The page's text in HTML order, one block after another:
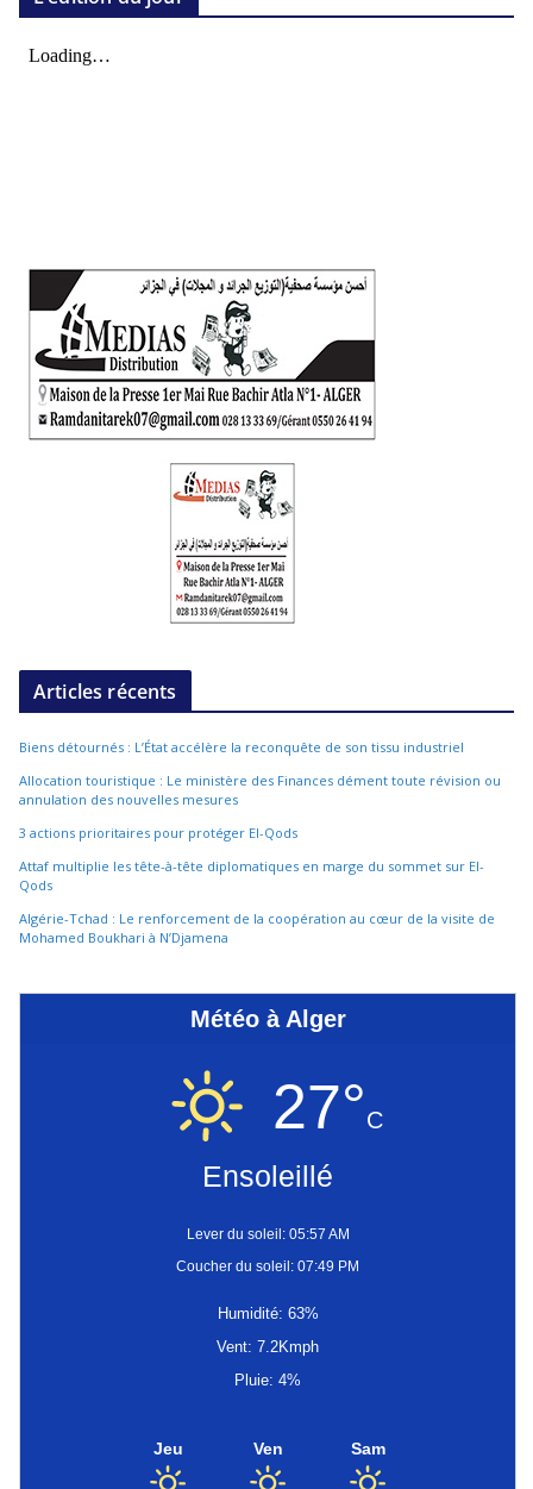
Articles récents
Biens détournés : L’État accélère la reconquête de son tissu industriel
Allocation touristique : Le ministère des Finances dément toute révision ou
annulation des nouvelles mesures
3 actions prioritaires pour protéger El-Qods
Attaf multiplie les tête-à-tête diplomatiques en marge du sommet sur El-
Qods
Algérie-Tchad : Le renforcement de la coopération au cœur de la visite de
Mohamed Boukhari à N’Djamena
Météo à Alger
27°C
Ensoleillé
Lever du soleil: 05:57 AM
Coucher du soleil: 07:49 PM
Humidité: 63%
Vent: 7.2Kmph
Pluie: 4%
Jeu Ven Sam